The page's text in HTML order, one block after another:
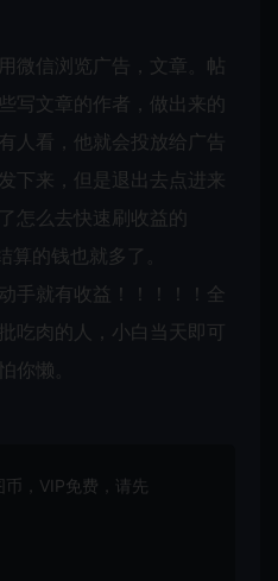
微信浏览广告，文章。帖
写文章的作者，做出来的
人看，他就会投放给广告
下来，但是退出去点进来
怎么去快速刷收益的
的钱也就多了。
手就有收益！！！！！全
吃肉的人，小白当天即可
你懒。
币，VIP免费，请先